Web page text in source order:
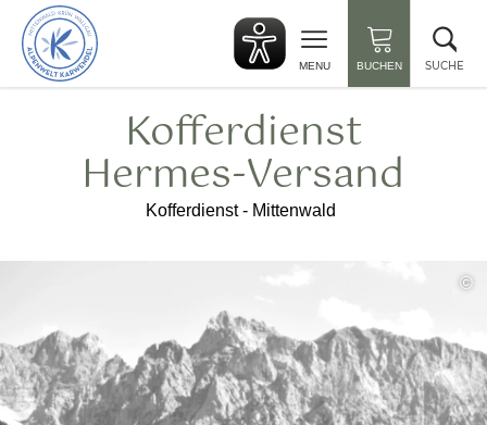
zurück
zur
Startseite
MENU BUCHEN SUCHE
Kofferdienst
Hermes-Versand
Kofferdienst - Mittenwald
©